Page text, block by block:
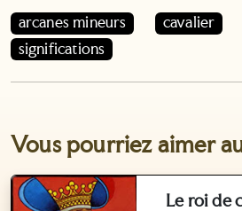
Cet article appartient aux
arcanes mineurs cavalier
significations
Vous pourriez aimer
Le roi de